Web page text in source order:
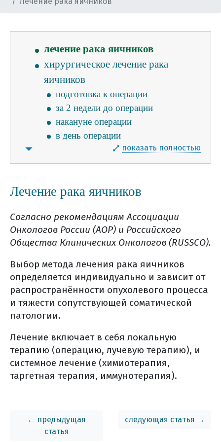
где и как хранить
блоки?
лечение рака яичников
хирургическое лечение рака
яичников
подготовка к операции
за 2 недели до операции
накануне операции
в день операции
сразу после операции (в
реанимации)
особенности питания после
в больничной палате
какие могут быть осложнения после
расширенной экстирпации матки с
придатками, резекции большого
сальника?
лечебное питание
лечебное питание (общая
информация)
потребление жидкости во время
лечения
что можно и нужно есть
общие правила питания во время
как проходит дистанционная
лучевая терапия при ря?
показать полностью
Лечение рака яичников
Согласно рекомендациям Ассоциации
Онкологов России (АОР) и Российского
Общества Клинических Онкологов (RUSSCO).
Выбор метода лечения рака яичников
определяется индивидуально и зависит от
распространённости опухолевого процесса
и тяжести сопутствующей соматической
патологии.
Лечение включает в себя локальную
терапию (операцию, лучевую терапию), и
системное лечение (химиотерапия,
таргетная терапия, иммунотерапия).
← предыдущая
статья
следующая статья →